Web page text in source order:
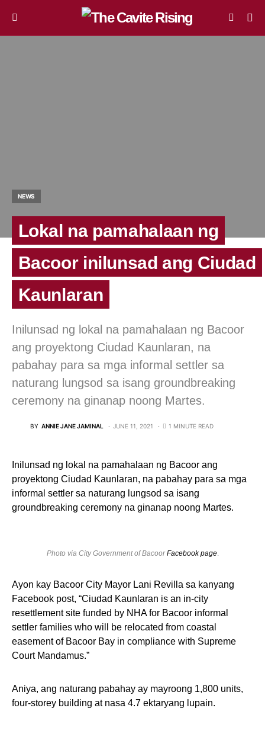
NEWS
Lokal na pamahalaan ng
Bacoor inilunsad ang Ciudad
Kaunlaran
Inilunsad ng lokal na pamahalaan ng Bacoor
ang proyektong Ciudad Kaunlaran, na
pabahay para sa mga informal settler sa
naturang lungsod sa isang groundbreaking
ceremony na ginanap noong Martes.
BY ANNIE JANE JAMINAL JUNE 11, 2021 1 MINUTE READ
Inilunsad ng lokal na pamahalaan ng Bacoor ang
proyektong Ciudad Kaunlaran, na pabahay para sa mga
informal settler sa naturang lungsod sa isang
groundbreaking ceremony na ginanap noong Martes.
Photo via City Government of BacoorFacebook page.
Ayon kay Bacoor City Mayor Lani Revilla sa kanyang
Facebook post, “Ciudad Kaunlaran is an in-city
resettlement site funded by NHA for Bacoor informal
settler families who will be relocated from coastal
easement of Bacoor Bay in compliance with Supreme
Court Mandamus.”
Aniya, ang naturang pabahay ay mayroong 1,800 units,
four-storey building at nasa 4.7 ektaryang lupain.